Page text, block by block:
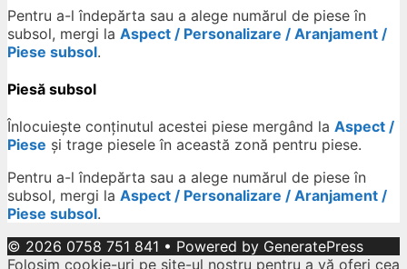
Pentru a-l îndepărta sau a alege numărul de piese în
subsol, mergi la Aspect / Personalizare / Aranjament /
Piese subsol.
Piesă subsol
Înlocuiește conținutul acestei piese mergând la Aspect /
Piese și trage piesele în această zonă pentru piese.
Pentru a-l îndepărta sau a alege numărul de piese în
subsol, mergi la Aspect / Personalizare / Aranjament /
Piese subsol.
© 2026 0758 751 841 • Powered by GeneratePress
Folosim cookie-uri pe site-ul nostru pentru a vă oferi cea